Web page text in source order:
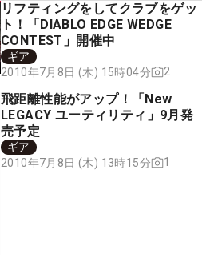
リフティングをしてクラブをゲッ
ト！「DIABLO EDGE WEDGE
CONTEST」開催中
ギア
2010年7月8日 (木) 15時04分
2
飛距離性能がアップ！「New
LEGACY ユーティリティ」9月発
売予定
ギア
2010年7月8日 (木) 13時15分
1